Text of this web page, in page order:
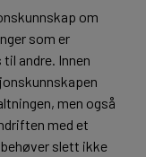
om
som er
andre. Innen
men også
med et
slett ikke